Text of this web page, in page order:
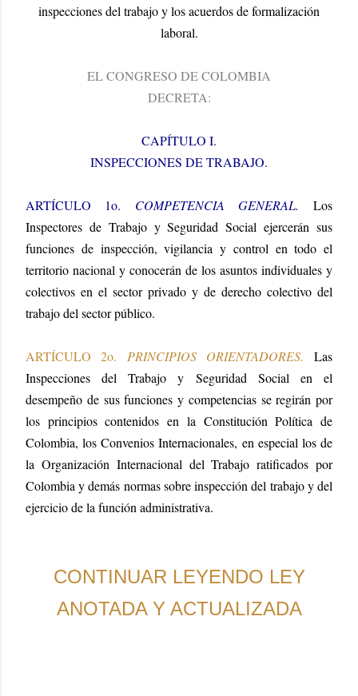
inspecciones del trabajo y los acuerdos de formalización
laboral.
EL CONGRESO DE COLOMBIA
DECRETA:
CAPÍTULO I.
INSPECCIONES DE TRABAJO.
ARTÍCULO 1o. COMPETENCIA GENERAL. Los
Inspectores de Trabajo y Seguridad Social ejercerán sus
funciones de inspección, vigilancia y control en todo el
territorio nacional y conocerán de los asuntos individuales y
colectivos en el sector privado y de derecho colectivo del
trabajo del sector público.
ARTÍCULO 2o. PRINCIPIOS ORIENTADORES.
Las
Inspecciones del Trabajo y Seguridad Social en el
desempeño de sus funciones y competencias se regirán por
los principios contenidos en la Constitución Política de
Colombia, los Convenios Internacionales, en especial los de
la Organización Internacional del Trabajo ratificados por
Colombia y demás normas sobre inspección del trabajo y del
ejercicio de la función administrativa.
CONTINUAR LEYENDO LEY
ANOTADA Y ACTUALIZADA